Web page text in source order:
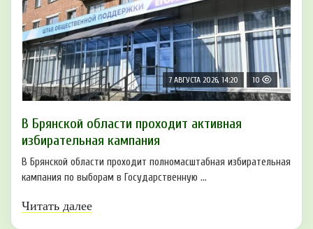
7 АВГУСТА 2026, 14:20 10
В Брянской области проходит активная
избирательная кампания
В Брянской области проходит полномасштабная избирательная
кампания по выборам в Государственную ...
Читать далее